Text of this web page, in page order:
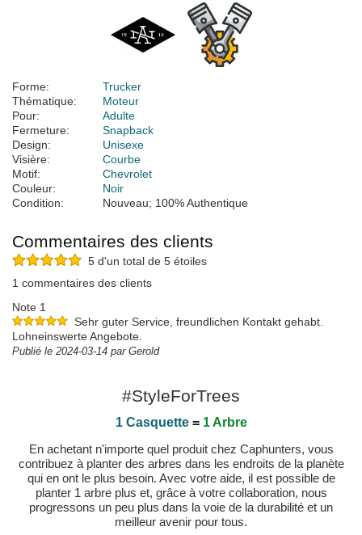
Forme:
Trucker
Thématique:
Moteur
Pour:
Adulte
Fermeture:
Snapback
Design:
Unisexe
Visière:
Courbe
Motif:
Chevrolet
Couleur:
Noir
Condition:
Nouveau; 100% Authentique
Commentaires des clients
5 d'un total de 5 étoiles
1 commentaires des clients
Note 1
Sehr guter Service, freundlichen Kontakt gehabt.
Lohneinswerte Angebote.
Publié le 2024-03-14 par Gerold
#StyleForTrees
1 Casquette= 1 Arbre
En achetant n'importe quel produit chez Caphunters, vous
contribuez à planter des arbres dans les endroits de la planète
qui en ont le plus besoin. Avec votre aide, il est possible de
planter 1 arbre plus et, grâce à votre collaboration, nous
progressons un peu plus dans la voie de la durabilité et un
meilleur avenir pour tous.